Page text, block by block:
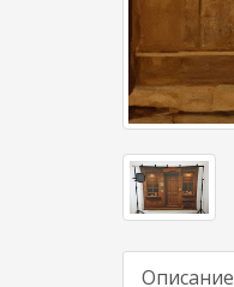
Описание